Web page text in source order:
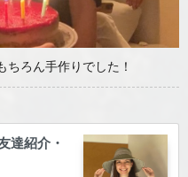
ちろん手作りでした！
達紹介・